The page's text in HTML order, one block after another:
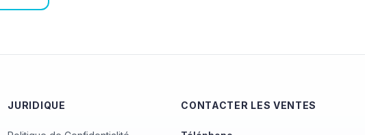
JURIDIQUE CONTACTER LES VENTES